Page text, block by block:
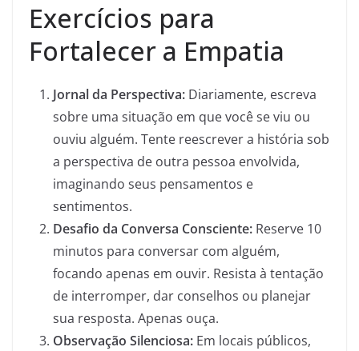
Exercícios para
Fortalecer a Empatia
Jornal da Perspectiva: Diariamente, escreva
sobre uma situação em que você se viu ou
ouviu alguém. Tente reescrever a história sob
a perspectiva de outra pessoa envolvida,
imaginando seus pensamentos e
sentimentos.
Desafio da Conversa Consciente: Reserve 10
minutos para conversar com alguém,
focando apenas em ouvir. Resista à tentação
de interromper, dar conselhos ou planejar
sua resposta. Apenas ouça.
Observação Silenciosa: Em locais públicos,